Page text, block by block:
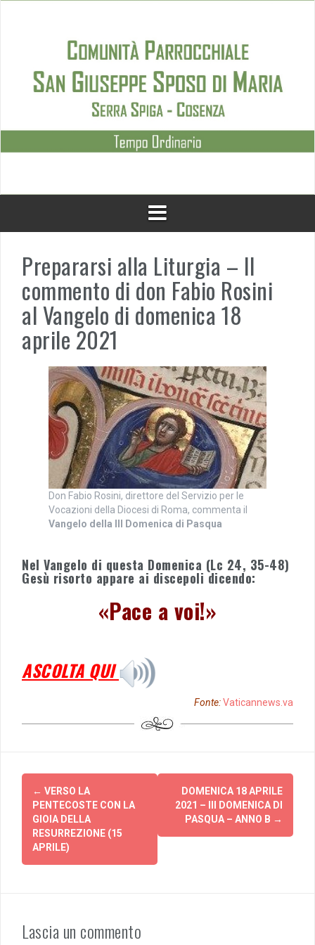
Prepararsi alla Liturgia – Il
commento di don Fabio Rosini
al Vangelo di domenica 18
aprile 2021
Don Fabio Rosini, direttore del Servizio per le
Vocazioni della Diocesi di Roma, commenta il
Vangelo della III Domenica di Pasqua
Nel Vangelo di questa Domenica (Lc 24, 35-48)
Gesù risorto appare ai discepoli dicendo:
«Pace a voi!»
ASCOLTA QUI
Fonte:Vaticannews.va
Post
navigation
← VERSO LA
PENTECOSTE CON LA
GIOIA DELLA
RESURREZIONE (15
APRILE)
DOMENICA 18 APRILE
2021 – III DOMENICA DI
PASQUA – ANNO B →
Lascia un commento